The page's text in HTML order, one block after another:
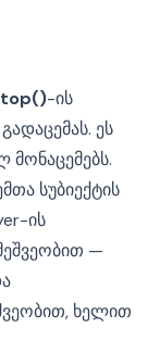
-ის
ეს
მონაცემებს.
სუბიექტის
ის
—
ხელით